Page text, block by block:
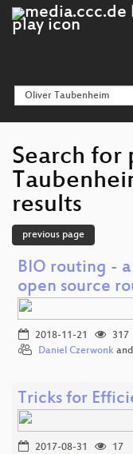
Search for
results
previous page
BIO routing -
open source
2018-11-21
317
Daniel Czerwonk and
Tricks for
2017-08-31
17